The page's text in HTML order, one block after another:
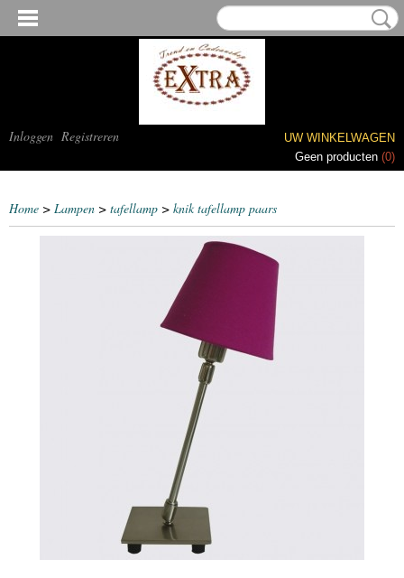
Inloggen Registreren
UW WINKELWAGEN
Geen producten (0)
Home > Lampen > tafellamp > knik tafellamp paars